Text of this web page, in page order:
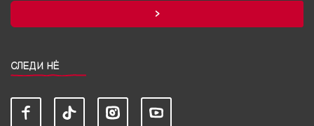
СЛЕДИ НЀ